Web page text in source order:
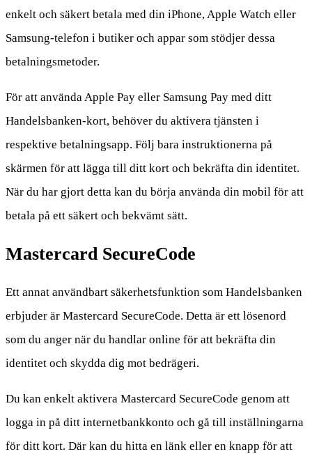
enkelt och säkert betala med din iPhone, Apple Watch eller
Samsung-telefon i butiker och appar som stödjer dessa
betalningsmetoder.
För att använda Apple Pay eller Samsung Pay med ditt
Handelsbanken-kort, behöver du aktivera tjänsten i
respektive betalningsapp. Följ bara instruktionerna på
skärmen för att lägga till ditt kort och bekräfta din identitet.
När du har gjort detta kan du börja använda din mobil för att
betala på ett säkert och bekvämt sätt.
Mastercard SecureCode
Ett annat användbart säkerhetsfunktion som Handelsbanken
erbjuder är Mastercard SecureCode. Detta är ett lösenord
som du anger när du handlar online för att bekräfta din
identitet och skydda dig mot bedrägeri.
Du kan enkelt aktivera Mastercard SecureCode genom att
logga in på ditt internetbankkonto och gå till inställningarna
för ditt kort. Där kan du hitta en länk eller en knapp för att